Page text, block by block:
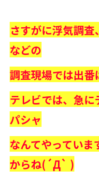
さすがに浮気調
などの
調査現場では出番
テレビでは、急に
パシャ
なんてやっていま
からね(´Д` )